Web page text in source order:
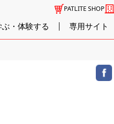
PATLITE SHOP
・体験する 専用サイト